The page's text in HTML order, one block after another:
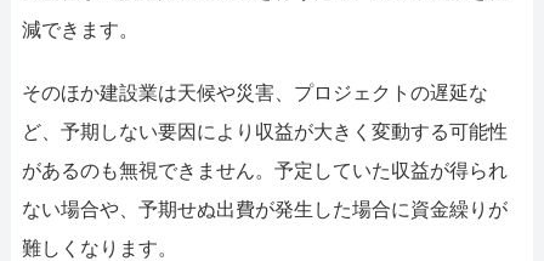
減できます。
そのほか建設業は天候や災害、プロジェクトの遅延な
ど、予期しない要因により収益が大きく変動する可能性
があるのも無視できません。予定していた収益が得られ
ない場合や、予期せぬ出費が発生した場合に資金繰りが
難しくなります。